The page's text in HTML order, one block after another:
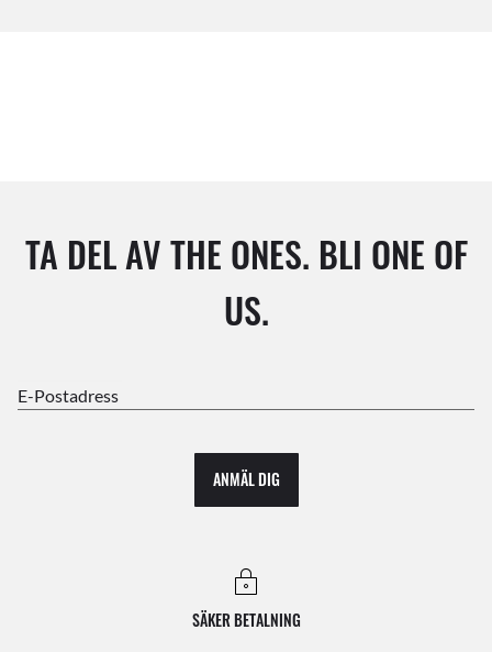
TA DEL AV THE ONES. BLI ONE OF
US.
E-Postadress
ANMÄL DIG
SÄKER BETALNING